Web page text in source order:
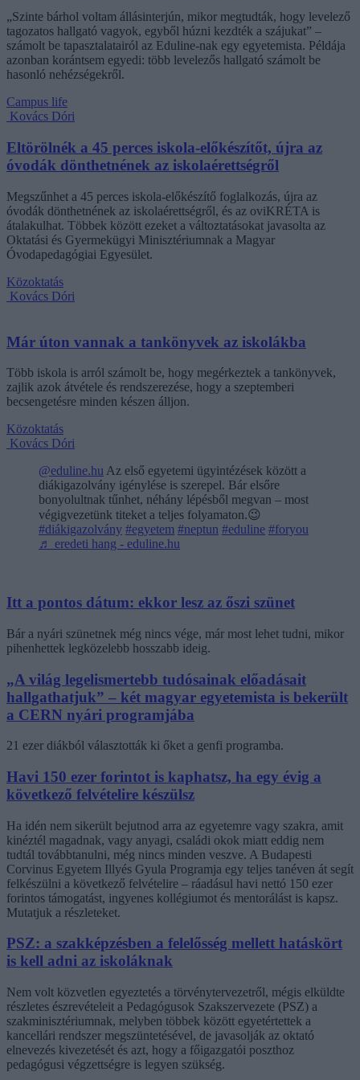
„Szinte bárhol voltam állásinterjún, mikor megtudták, hogy levelező
tagozatos hallgató vagyok, egyből húzni kezdték a szájukat” –
számolt be tapasztalatairól az Eduline-nak egy egyetemista. Példája
azonban korántsem egyedi: több levelezős hallgató számolt be
hasonló nehézségekről.
Campus life
Kovács Dóri
Eltörölnék a 45 perces iskola-előkészítőt, újra az
óvodák dönthetnének az iskolaérettségről
Megszűnhet a 45 perces iskola-előkészítő foglalkozás, újra az
óvodák dönthetnének az iskolaérettségről, és az oviKRÉTA is
átalakulhat. Többek között ezeket a változtatásokat javasolta az
Oktatási és Gyermekügyi Minisztériumnak a Magyar
Óvodapedagógiai Egyesület.
Közoktatás
Kovács Dóri
Már úton vannak a tankönyvek az iskolákba
Több iskola is arról számolt be, hogy megérkeztek a tankönyvek,
zajlik azok átvétele és rendszerezése, hogy a szeptemberi
becsengetésre minden készen álljon.
Közoktatás
Kovács Dóri
@eduline.hu Az első egyetemi ügyintézések között a
diákigazolvány igénylése is szerepel. Bár elsőre
bonyolultnak tűnhet, néhány lépésből megvan – most
végigvezetünk titeket a teljes folyamaton.😉
#diákigazolvány #egyetem #neptun #eduline #foryou
♬ eredeti hang - eduline.hu
Itt a pontos dátum: ekkor lesz az őszi szünet
Bár a nyári szünetnek még nincs vége, már most lehet tudni, mikor
pihenhettek legközelebb hosszabb ideig.
„A világ legelismertebb tudósainak előadásait
hallgathatjuk” – két magyar egyetemista is bekerült
a CERN nyári programjába
21 ezer diákból választották ki őket a genfi programba.
Havi 150 ezer forintot is kaphatsz, ha egy évig a
következő felvételire készülsz
Ha idén nem sikerült bejutnod arra az egyetemre vagy szakra, amit
kinéztél magadnak, vagy anyagi, családi okok miatt eddig nem
tudtál továbbtanulni, még nincs minden veszve. A Budapesti
Corvinus Egyetem Illyés Gyula Programja egy teljes tanéven át segít
felkészülni a következő felvételire – ráadásul havi nettó 150 ezer
forintos támogatást, ingyenes kollégiumot és mentorálást is kapsz.
Mutatjuk a részleteket.
PSZ: a szakképzésben a felelősség mellett hatáskört
is kell adni az iskoláknak
Nem volt közvetlen egyeztetés a törvénytervezetről, mégis elküldte
részletes észrevételeit a Pedagógusok Szakszervezete (PSZ) a
szakminisztériumnak, melyben többek között egyetértettek a
kancellári rendszer megszüntetésével, de javasolják az oktató
elnevezés kivezetését és azt, hogy a főigazgatói poszthoz
pedagógusi végzettségre is legyen szükség.